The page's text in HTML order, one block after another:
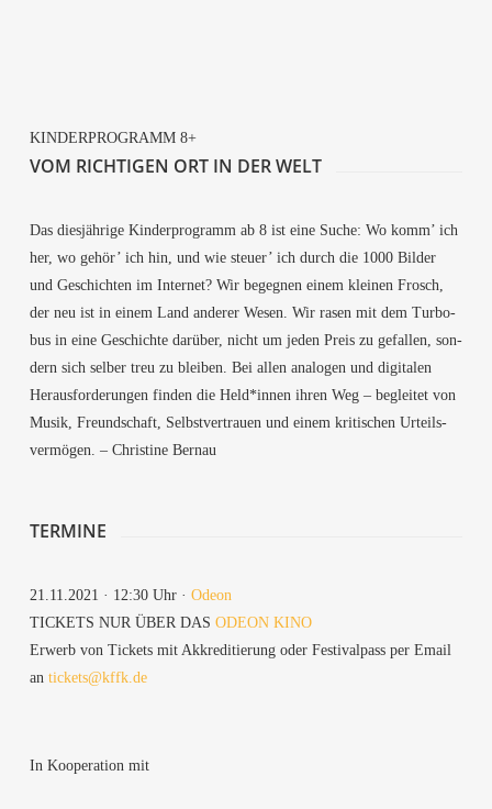
KIN­DER­PRO­GRAMM 8+
VOM RICH­TI­GEN ORT IN DER WELT
Das dies­jäh­ri­ge Kin­der­pro­gramm ab 8 ist eine Suche: Wo komm’ ich
her, wo gehör’ ich hin, und wie steu­er’ ich durch die 1000 Bil­der
und Geschich­ten im Inter­net? Wir begeg­nen einem klei­nen Frosch,
der neu ist in einem Land ande­rer Wesen. Wir rasen mit dem Tur­bo­
bus in eine Geschich­te dar­über, nicht um jeden Preis zu gefal­len, son­
dern sich sel­ber treu zu blei­ben. Bei allen ana­lo­gen und digi­ta­len
Her­aus­for­de­run­gen fin­den die Held*innen ihren Weg – beglei­tet von
Musik, Freund­schaft, Selbst­ver­trau­en und einem kri­ti­schen Urteils­
ver­mö­gen. – Chris­ti­ne Bernau
TER­MI­NE
21.11.2021 · 12:30 Uhr · Ode­on
TICKETS NUR ÜBER DAS ODE­ON KINO
Erwerb von Tickets mit Akkre­di­tie­rung oder Fes­ti­val­pass per Email
an tickets@kffk.de
In Koope­ra­ti­on mit